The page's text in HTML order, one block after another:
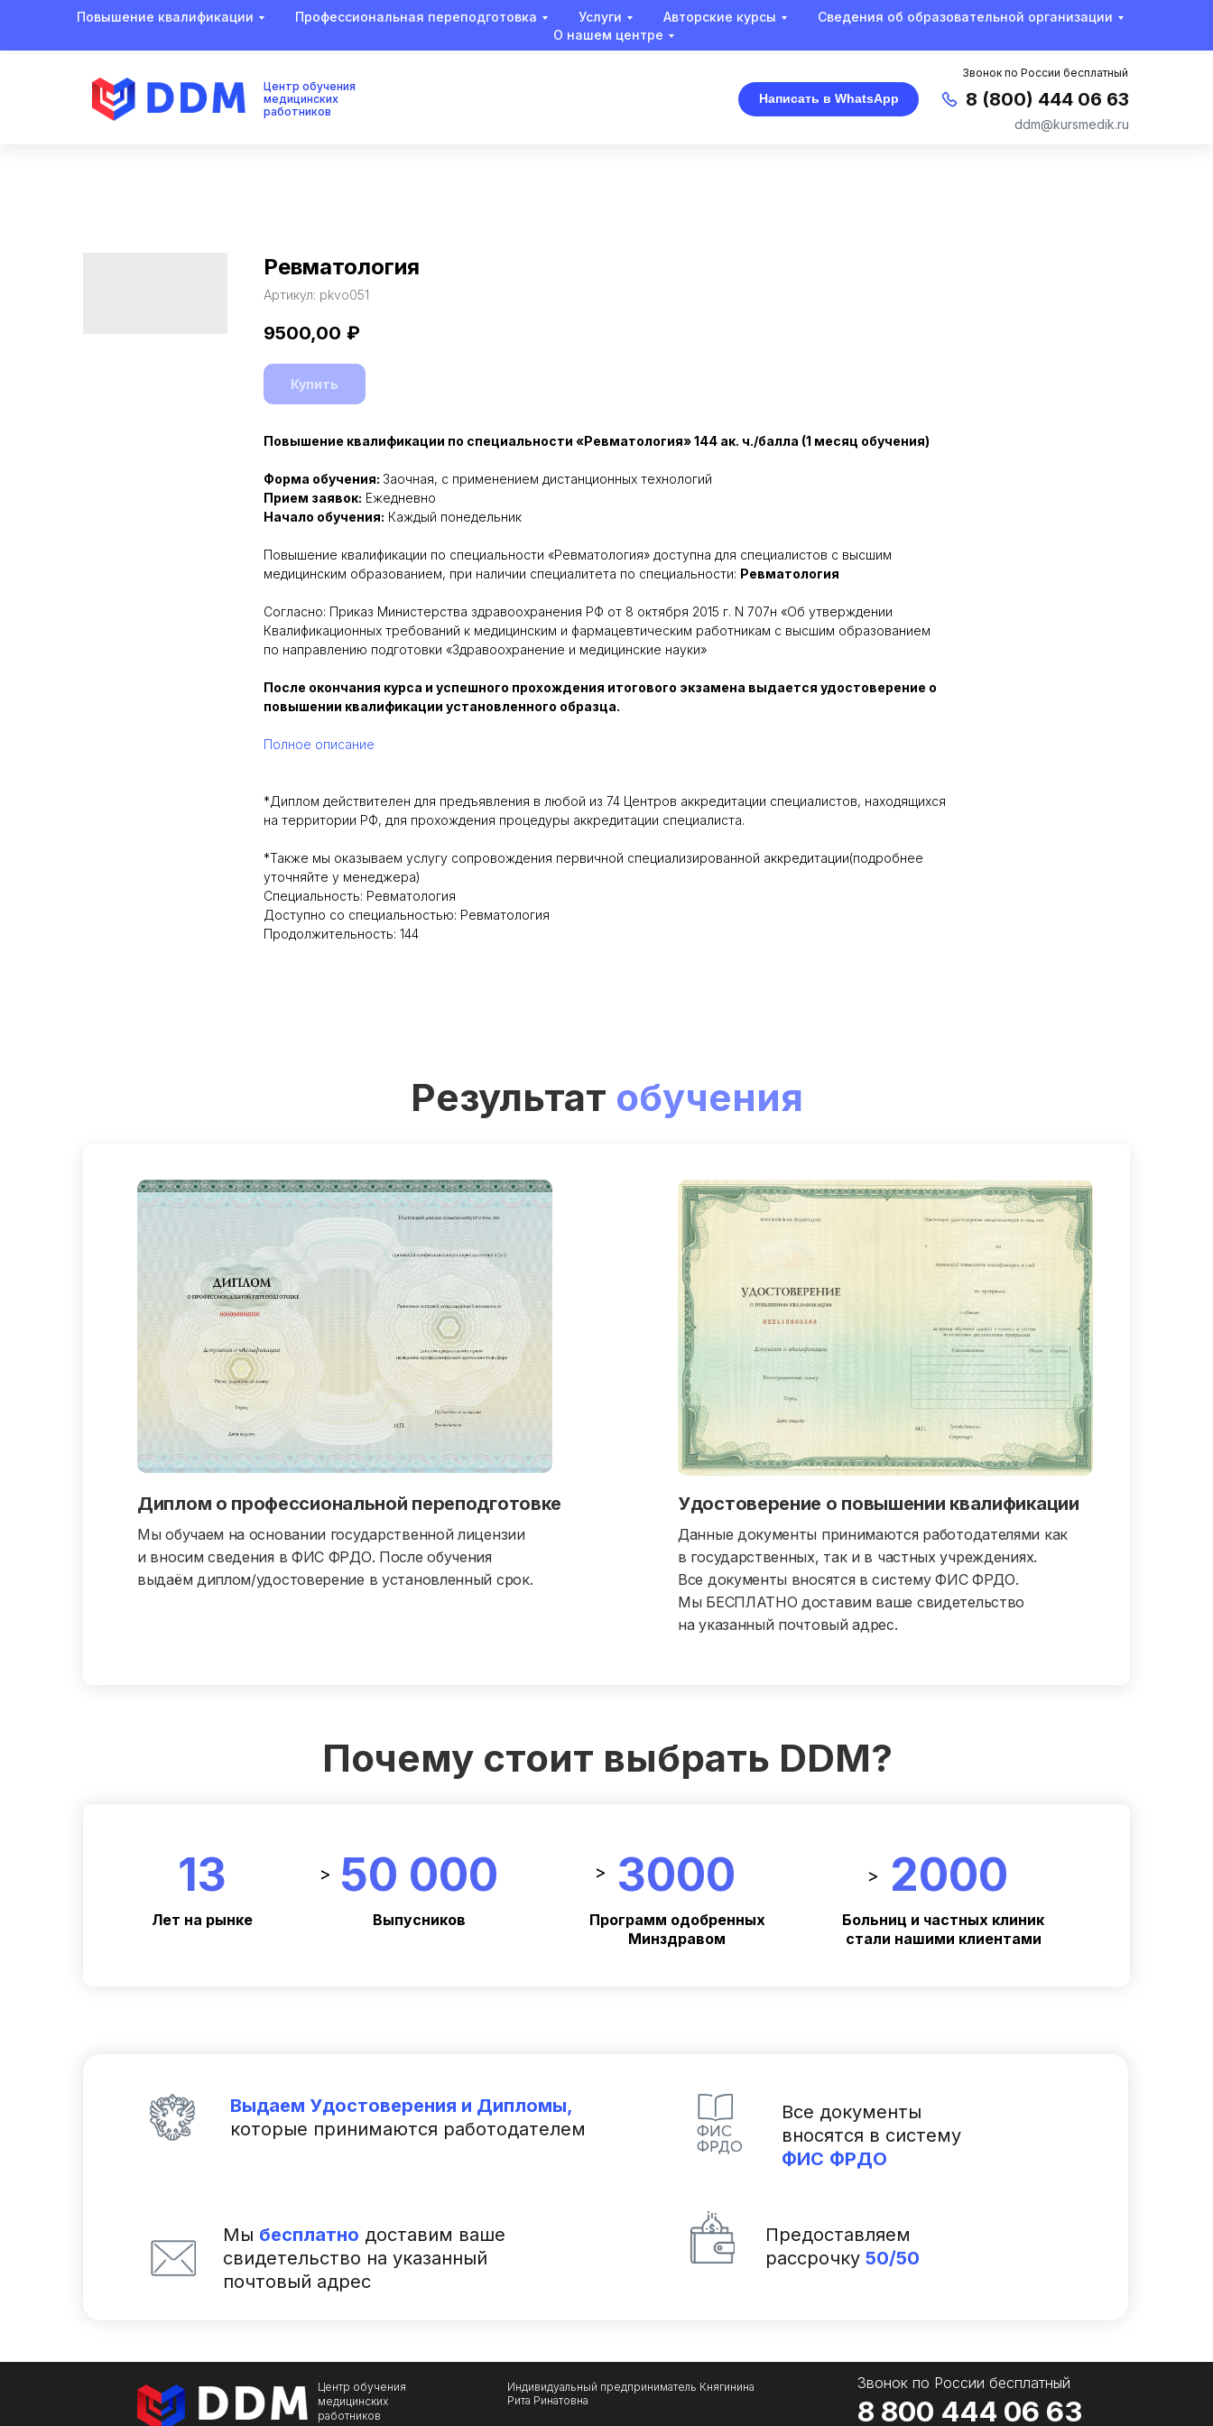
Повышение квалификации Профессиональная переподготовка Услуги Авторские курсы
Сведения об образовательной организации
О нашем центре
Центр обучения
медицинских
работников
ddm@kursmedik.ru
8 (800) 444 06 63
Звонок по России бесплатный
Написать в WhatsApp
Ревматология
Артикул: pkvo051
9500,00 ₽
Купить
Повышение квалификации по специальности «Ревматология» 144 ак. ч./балла (1 месяц обучения)
Форма обучения: Заочная, с применением дистанционных технологий
Прием заявок: Ежедневно
Начало обучения: Каждый понедельник
Повышение квалификации по специальности «Ревматология» доступна для специалистов с высшим
медицинским образованием, при наличии специалитета по специальности: Ревматология
Согласно: Приказ Министерства здравоохранения РФ от 8 октября 2015 г. N 707н «Об утверждении
Квалификационных требований к медицинским и фармацевтическим работникам с высшим образованием
по направлению подготовки «Здравоохранение и медицинские науки»
После окончания курса и успешного прохождения итогового экзамена выдается удостоверение о
повышении квалификации установленного образца.
Полное описание
*Диплом действителен для предъявления в любой из 74 Центров аккредитации специалистов, находящихся
на территории РФ, для прохождения процедуры аккредитации специалиста.
*Также мы оказываем услугу сопровождения первичной специализированной аккредитации(подробнее
уточняйте у менеджера)
Специальность: Ревматология
Доступно со специальностью: Ревматология
Продолжительность: 144
Мы обучаем на основании государственной лицензии
и вносим сведения в ФИС ФРДО. После обучения
выдаём диплом/удостоверение в установленный срок.
Диплом о профессиональной переподготовке
Данные документы принимаются работодателями как
в государственных, так и в частных учреждениях.
Все документы вносятся в систему ФИС ФРДО.
Мы БЕСПЛАТНО доставим ваше свидетельство
на указанный почтовый адрес.
Удостоверение о повышении квалификации
Результат обучения
13
Лет на рынке
> 50 000
Выпусников
> 3000
Программ одобренных
Минздравом
> 2000
Больниц и частных клиник
стали нашими клиентами
Почему стоит выбрать DDM?
Все документы
вносятся в систему
ФИС ФРДО
Мы бесплатно доставим ваше
свидетельство на указанный
почтовый адрес
Предоставляем
рассрочку 50/50
Выдаем Удостоверения и Дипломы,
которые принимаются работодателем
8 800 444 06 63
Звонок по Роcсии бесплатный
Центр обучения
медицинских
работников
Индивидуальный предприниматель Княгинина
Рита Ринатовна